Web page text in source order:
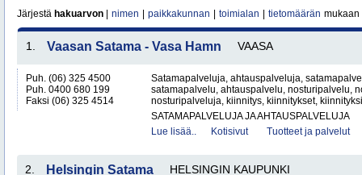
Järjestä hakuarvon nimen paikkakunnan toimialan tietomäärän mukaan
1. Vaasan Satama - Vasa Hamn VAASA
Puh. (06) 325 4500
Puh. 0400 680 199
Faksi (06) 325 4514
Satamapalveluja, ahtauspalveluja,
satamapalvelu, ahtauspalvelu, nosturipalvelu,
nosturipalveluja, kiinnitys, kiinnitykset,
SATAMAPALVELUJA JA AHTAUSPALVELUJA
Lue lisää..
Kotisivut Tuotteet ja palvelut
2. Helsingin Satama HELSINGIN KAUPUNKI